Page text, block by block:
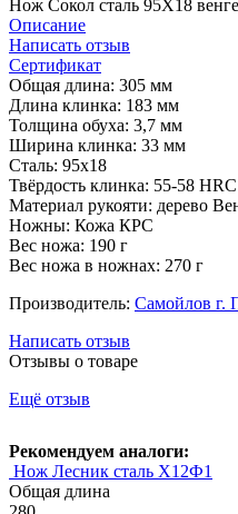
Нож Сокол сталь 95Х18
Описание
Написать отзыв
Сертификат
Общая длина: 305 мм
Длина клинка: 183 мм
Толщина обуха: 3,7 мм
Ширина клинка: 33 мм
Сталь: 95х18
Твёрдость клинка: 55-58 HRC
Материал рукояти: дерево
Ножны: Кожа КРС
Вес ножа: 190 г
Вес ножа в ножнах: 270 г
Производитель: Самойлов г.
Написать отзыв
Отзывы о товаре
Ещё отзыв
Рекомендуем аналоги:
Нож Лесник сталь Х12Ф1
Общая длина